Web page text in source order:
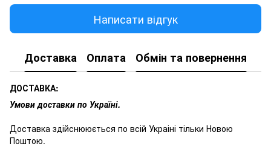
Написати відгук
Доставка Оплата Обмін та повернення
ДОСТАВКА:
Умови доставки по Україні.
Доставка здійснююється по всій Украіні тільки Новою
Поштою.